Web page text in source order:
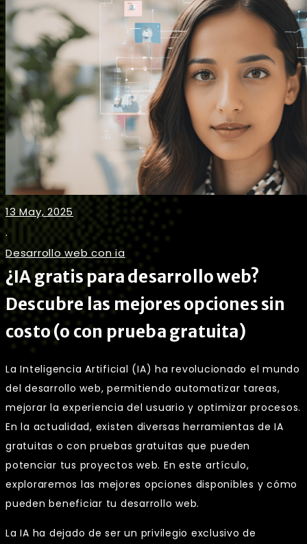
13 May, 2025
.
Desarrollo web con ia
¿IA gratis para desarrollo web?
Descubre las mejores opciones sin
costo (o con prueba gratuita)
La Inteligencia Artificial (IA) ha revolucionado el mundo
del desarrollo web, permitiendo automatizar tareas,
mejorar la experiencia del usuario y optimizar procesos.
En la actualidad, existen diversas herramientas de IA
gratuitas o con pruebas gratuitas que pueden
potenciar tus proyectos web. En este artículo,
exploraremos las mejores opciones disponibles y cómo
pueden beneficiar tu desarrollo web.
La IA ha dejado de ser un privilegio exclusivo de